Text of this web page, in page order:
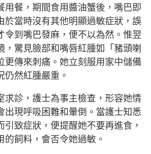
用餐，期間食用醬油蟹後，嘴巴即
於當時沒有其他明顯過敏症狀，誤
令到嘴巴發麻，便不以為然。惟翌
，驚見臉部和嘴唇紅腫如「豬頭喇
更傳來刺痛。她立刻服用家中儲備
仍然紅腫嚴重。
求診，護士為事主檢查，形容她情
出現呼吸困難和暈倒。當護士知悉
引致症狀，便提醒她不要再進食，
的飼料，會否令她過敏。